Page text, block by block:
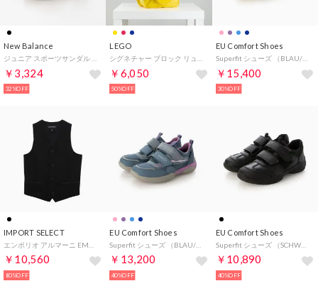
New Balance
￥3,324
32%OFF
LEGO
￥6,050
50%OFF
EU Comfort Shoes
Superfit シューズ （BLAU/HELLGR N）
￥15,400
30%OFF
IMPORT SELECT
￥10,560
80%OFF
EU Comfort Shoes
￥13,200
40%OFF
EU Comfort Shoes
Superfit シューズ （SCHWARZ）
￥10,890
40%OFF